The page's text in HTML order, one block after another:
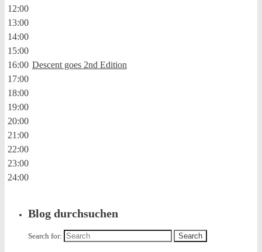
12:00
13:00
14:00
15:00
16:00 Descent goes 2nd Edition
17:00
18:00
19:00
20:00
21:00
22:00
23:00
24:00
Blog durchsuchen
Search for: